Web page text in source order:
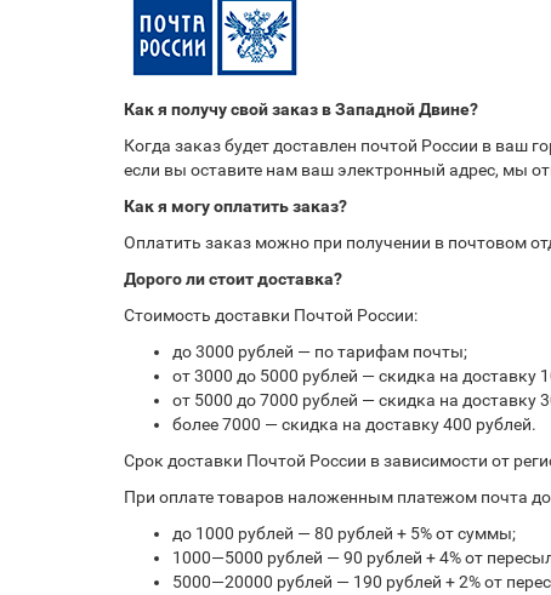
Как я получу свой заказ в Западной Двине?
Когда заказ будет доставлен почтой России в ваш
если вы оставите нам ваш электронный адрес, мы
Как я могу оплатить заказ?
Оплатить заказ можно при получении в почтовом
Дорого ли стоит доставка?
Стоимость доставки Почтой России:
до 3000 рублей — по тарифам почты;
от 3000 до 5000 рублей — скидка на доставку
от 5000 до 7000 рублей — скидка на доставку
более 7000 — скидка на доставку 400 рублей.
Срок доставки Почтой России в зависимости от
При оплате товаров наложенным платежом почта
до 1000 рублей — 80 рублей + 5% от суммы;
1000—5000 рублей — 90 рублей + 4% от
5000—20000 рублей — 190 рублей + 2% от